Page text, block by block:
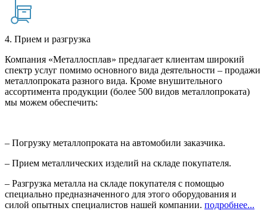
4. Прием и разгрузка
Компания «Металлосплав» предлагает клиентам широкий
спектр услуг помимо основного вида деятельности – продажи
металлопроката разного вида. Кроме внушительного
ассортимента продукции (более 500 видов металлопроката)
мы можем обеспечить:
– Погрузку металлопроката на автомобили заказчика.
– Прием металлических изделий на складе покупателя.
– Разгрузка металла на складе покупателя с помощью
специально предназначенного для этого оборудования и
силой опытных специалистов нашей компании. подробнее...